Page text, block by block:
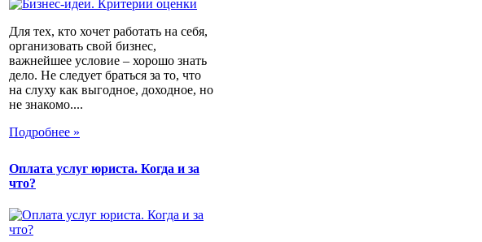
Для тех, кто хочет работать на себя,
организовать свой бизнес,
важнейшее условие – хорошо знать
дело. Не следует браться за то, что
на слуху как выгодное, доходное, но
не знакомо....
Подробнее »
Оплата услуг юриста. Когда и за
что?